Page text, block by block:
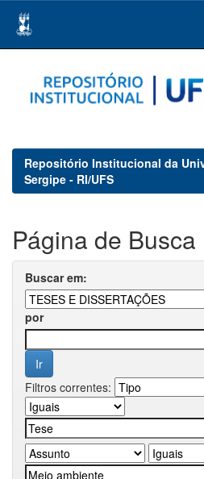
navigation
Repositório Institucional da
Sergipe - RI/UFS
Página de Busca
Buscar em:
por
Filtros correntes: